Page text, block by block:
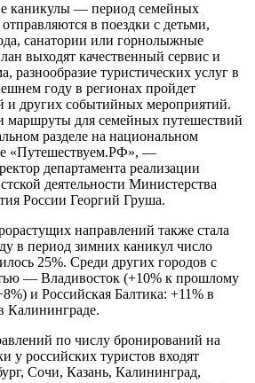
каникулы — период семейных
в поездки с детьми,
санатории или горнолыжные
выходят качественный сервис и
разнообразие туристических услуг в
году в регионах пройдет
и других событийных мероприятий.
маршруты для семейных путешествий
разделе на национальном
«Путешествуем.РФ», —
департамента реализации
деятельности Министерства
России Георгий Груша.
направлений также стала
в период зимних каникул число
25%. Среди других городов с
— Владивосток (+10% к прошлому
и Российская Балтика: +11% в
Калининграде.
по числу бронирований на
у российских туристов входят
Сочи, Казань, Калининград,